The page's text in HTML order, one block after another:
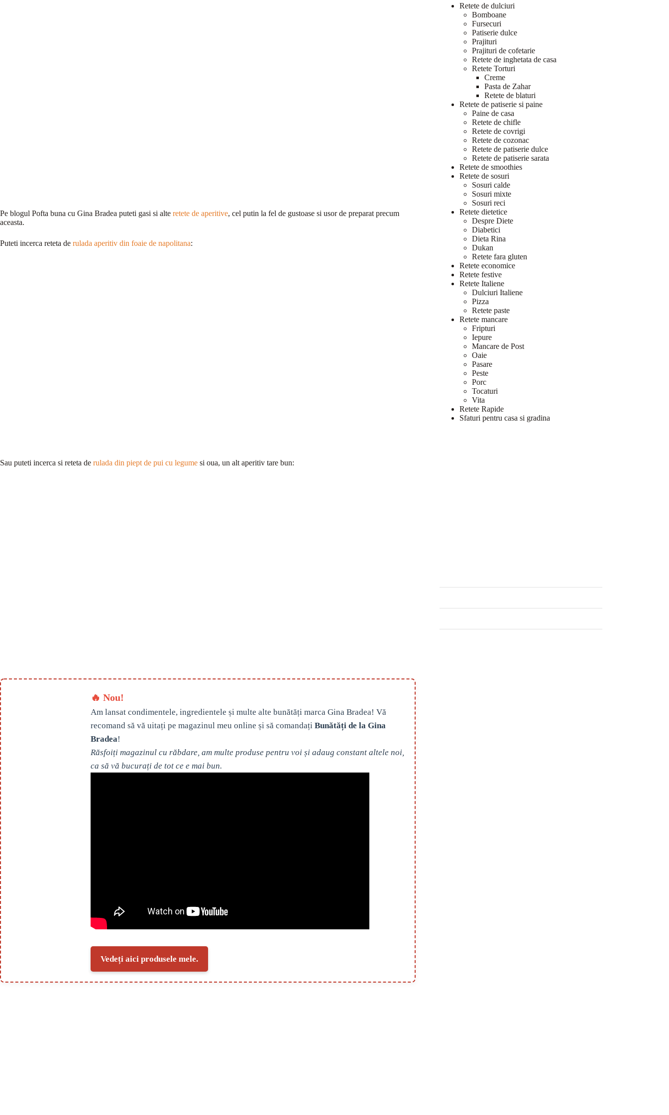
Pe blogul Pofta buna cu Gina Bradea puteti gasi si alte retete de aperitive, cel putin la fel de gustoase si usor de preparat precum
aceasta.
Puteti incerca reteta de rulada aperitiv din foaie de napolitana:
Sau puteti incerca si reteta de rulada din piept de pui cu legume si oua, un alt aperitiv tare bun:
🔥 Nou!
Am lansat condimentele, ingredientele și multe alte bunătăți marca Gina Bradea! Vă
recomand să vă uitați pe magazinul meu online și să comandați Bunătăți de la Gina
Bradea!
Răsfoiți magazinul cu răbdare, am multe produse pentru voi și adaug constant altele noi,
ca să vă bucurați de tot ce e mai bun.
Vedeți aici produsele mele.
Retete de dulciuri
Bomboane
Fursecuri
Patiserie dulce
Prajituri
Prajituri de cofetarie
Retete de inghetata de casa
Retete Torturi
Creme
Pasta de Zahar
Retete de blaturi
Retete de patiserie si paine
Paine de casa
Retete de chifle
Retete de covrigi
Retete de cozonac
Retete de patiserie dulce
Retete de patiserie sarata
Retete de smoothies
Retete de sosuri
Sosuri calde
Sosuri mixte
Sosuri reci
Retete dietetice
Despre Diete
Diabetici
Dieta Rina
Dukan
Retete fara gluten
Retete economice
Retete festive
Retete Italiene
Dulciuri Italiene
Pizza
Retete paste
Retete mancare
Fripturi
Iepure
Mancare de Post
Oaie
Pasare
Peste
Porc
Tocaturi
Vita
Retete Rapide
Sfaturi pentru casa si gradina